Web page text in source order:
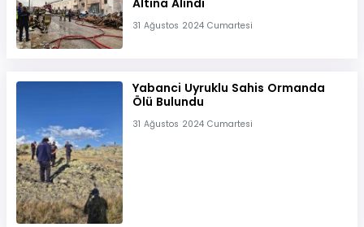
Altina Alindi
31 Ağustos 2024 Cumartesi
Yabanci Uyruklu Sahis Ormanda
Ölü Bulundu
31 Ağustos 2024 Cumartesi